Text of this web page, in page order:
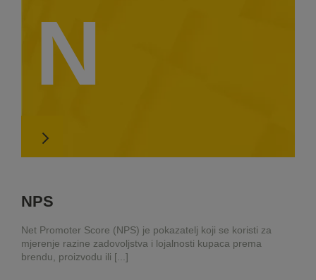
N
NPS
Net Promoter Score (NPS) je pokazatelj koji se koristi za
mjerenje razine zadovoljstva i lojalnosti kupaca prema
brendu, proizvodu ili [...]